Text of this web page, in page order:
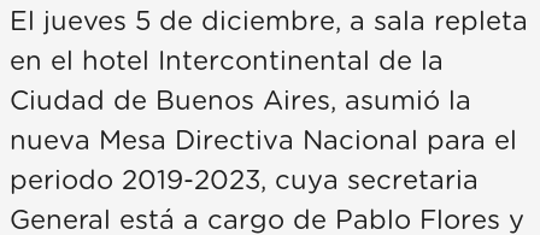
El jueves 5 de diciembre, a sala repleta
en el hotel Intercontinental de la
Ciudad de Buenos Aires, asumió la
nueva Mesa Directiva Nacional para el
periodo 2019-2023, cuya secretaria
General está a cargo de Pablo Flores y